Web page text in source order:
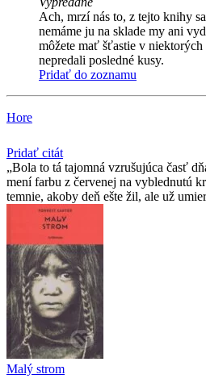
Ach, mrzí nás to, z tejto knihy
nemáme ju na sklade my ani
môžete mať šťastie v
nepredali posledné kusy.
Pridať do zoznamu
Hore
Pridať citát
Bola to tá tajomná vzrušujúca časť
mení farbu z červenej na vyblednutú
temnie, akoby deň ešte žil, ale už
Malý strom